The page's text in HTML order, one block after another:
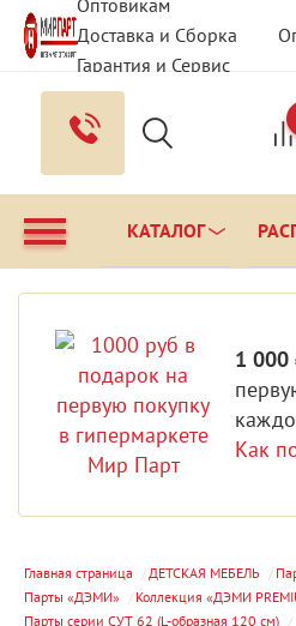
Оптовикам
Доставка и Сборка
Гарантия и Сервис
Вопрос - Ответ
КАТАЛОГ
1 000
Как
Главная страница ДЕТСКАЯ МЕБЕЛЬ
Парты «ДЭМИ»
Коллекция «ДЭМИ
Парты серии СУТ 62 (L-образная 120 см)